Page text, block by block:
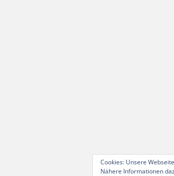
Cookies: Unsere
Nähere Informationen